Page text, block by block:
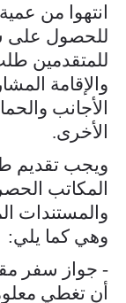
انتهوا من
للحصول على
للمتقدمين
الأخرى.
ويجب تقديم
المكاتب
والمستندات
وهي كما يلي:
- جواز سفر
أن تغطي